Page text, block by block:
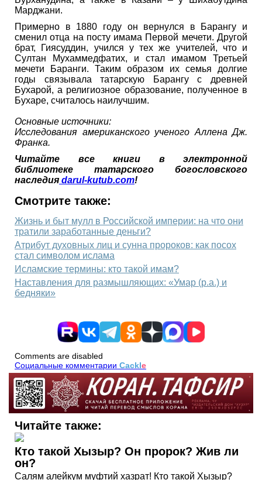
Марджани.
Примерно в 1880 году он вернулся в Барангу и
сменил отца на посту имама Первой мечети. Другой
брат, Гиясуддин, учился у тех же учителей, что и
Султан Мухаммедфатих, и стал имамом Третьей
мечети Баранги. Таким образом их семья долгие
годы связывала татарскую Барангу с древней
Бухарой, а религиозное образование, полученное в
Бухаре, считалось наилучшим.
Основные источники:
Исследования американского ученого Аллена Дж.
Франка.
Читайте все книги в электронной
библиотеке татарского богословского
наследия darul-kutub.com!
Смотрите также:
Жизнь и быт мулл в Российской империи: на что они
тратили заработанные деньги?
Атрибут духовных лиц и сунна пророков: как посох
стал символом ислама
Исламские термины: кто такой имам?
Наставления для размышляющих: «Умар (р.а.) и
бедняки»
Comments are disabled
Социальные комментарии Cackle
Читайте также:
Кто такой Хызыр? Он пророк? Жив ли
он?
Салям алейкум муфтий хазрат! Кто такой Хызыр?